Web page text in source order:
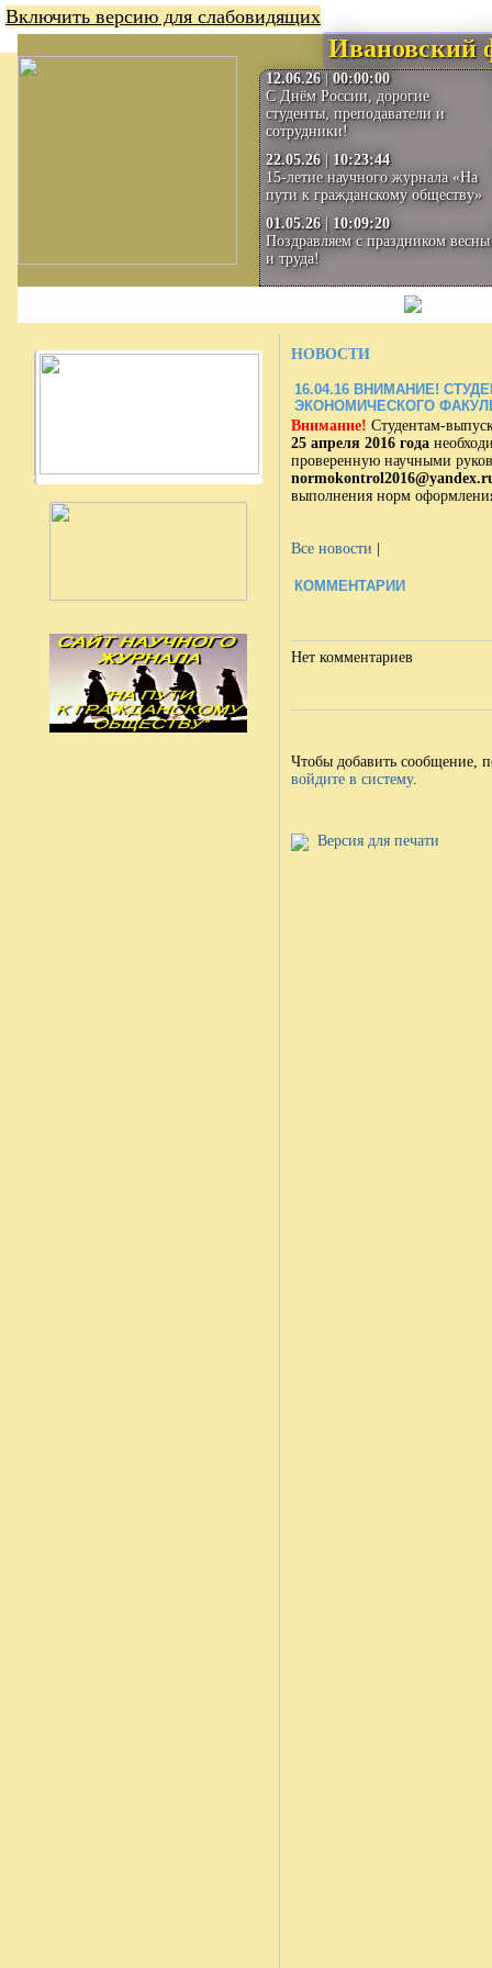
Включить версию для слабовидящих
Ивановский
12.06.26| 00:00:00
С Днём России, дорогие
студенты, преподаватели и
сотрудники!
22.05.26| 10:23:44
15-летие научного журнала «На
пути к гражданскому обществу»
01.05.26| 10:09:20
Поздравляем с праздником весны
и труда!
НОВОСТИ
16.04.16 ВНИМАНИЕ!
ЭКОНОМИЧЕСКОГО
Внимание! Студентам-
25 апреля 2016 года
проверенную научными
выполнения норм
Все новости
КОММЕНТАРИИ
Нет комментариев
Чтобы добавить сообщение,
войдите в систему.
Версия для печати